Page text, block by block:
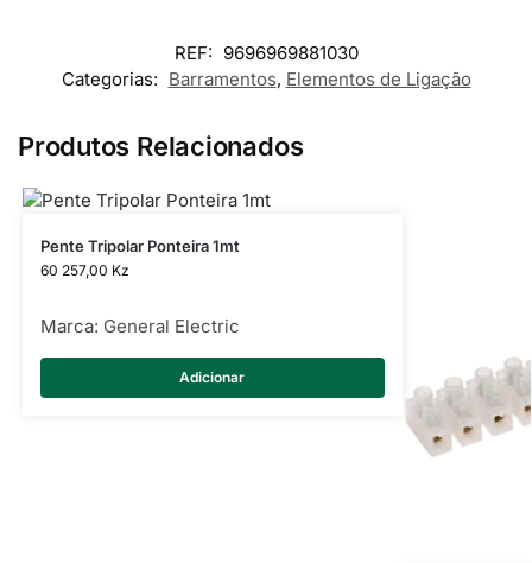
REF: 9696969881030
Categorias: Barramentos, Elementos de Ligação
Produtos Relacionados
Pente Tripolar Ponteira 1mt
60 257,00 Kz
Marca: General Electric
Adicionar